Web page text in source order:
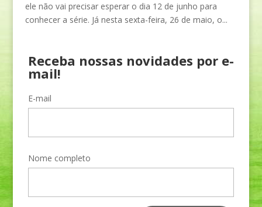
ele não vai precisar esperar o dia 12 de junho para
conhecer a série. Já nesta sexta-feira, 26 de maio, o...
Receba nossas novidades por e-
mail!
E-mail
Nome completo